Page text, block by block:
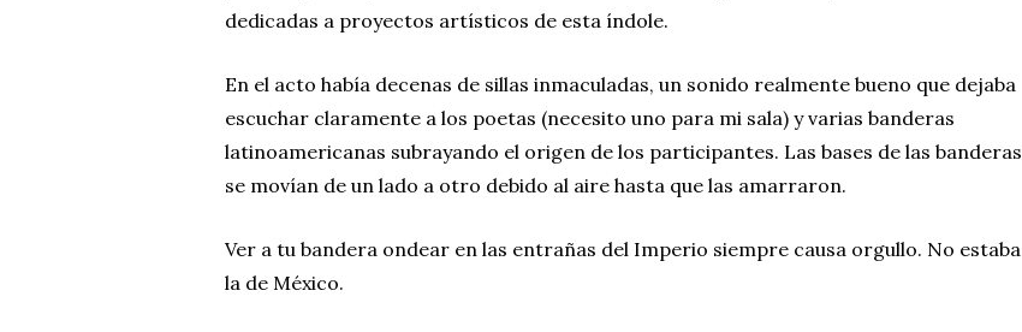
dedicadas a proyectos artísticos de esta índole.
En el acto había decenas de sillas inmaculadas, un sonido realmente bueno que dejaba
escuchar claramente a los poetas (necesito uno para mi sala) y varias banderas
latinoamericanas subrayando el origen de los participantes. Las bases de las banderas
se movían de un lado a otro debido al aire hasta que las amarraron.
Ver a tu bandera ondear en las entrañas del Imperio siempre causa orgullo. No estaba
la de México.